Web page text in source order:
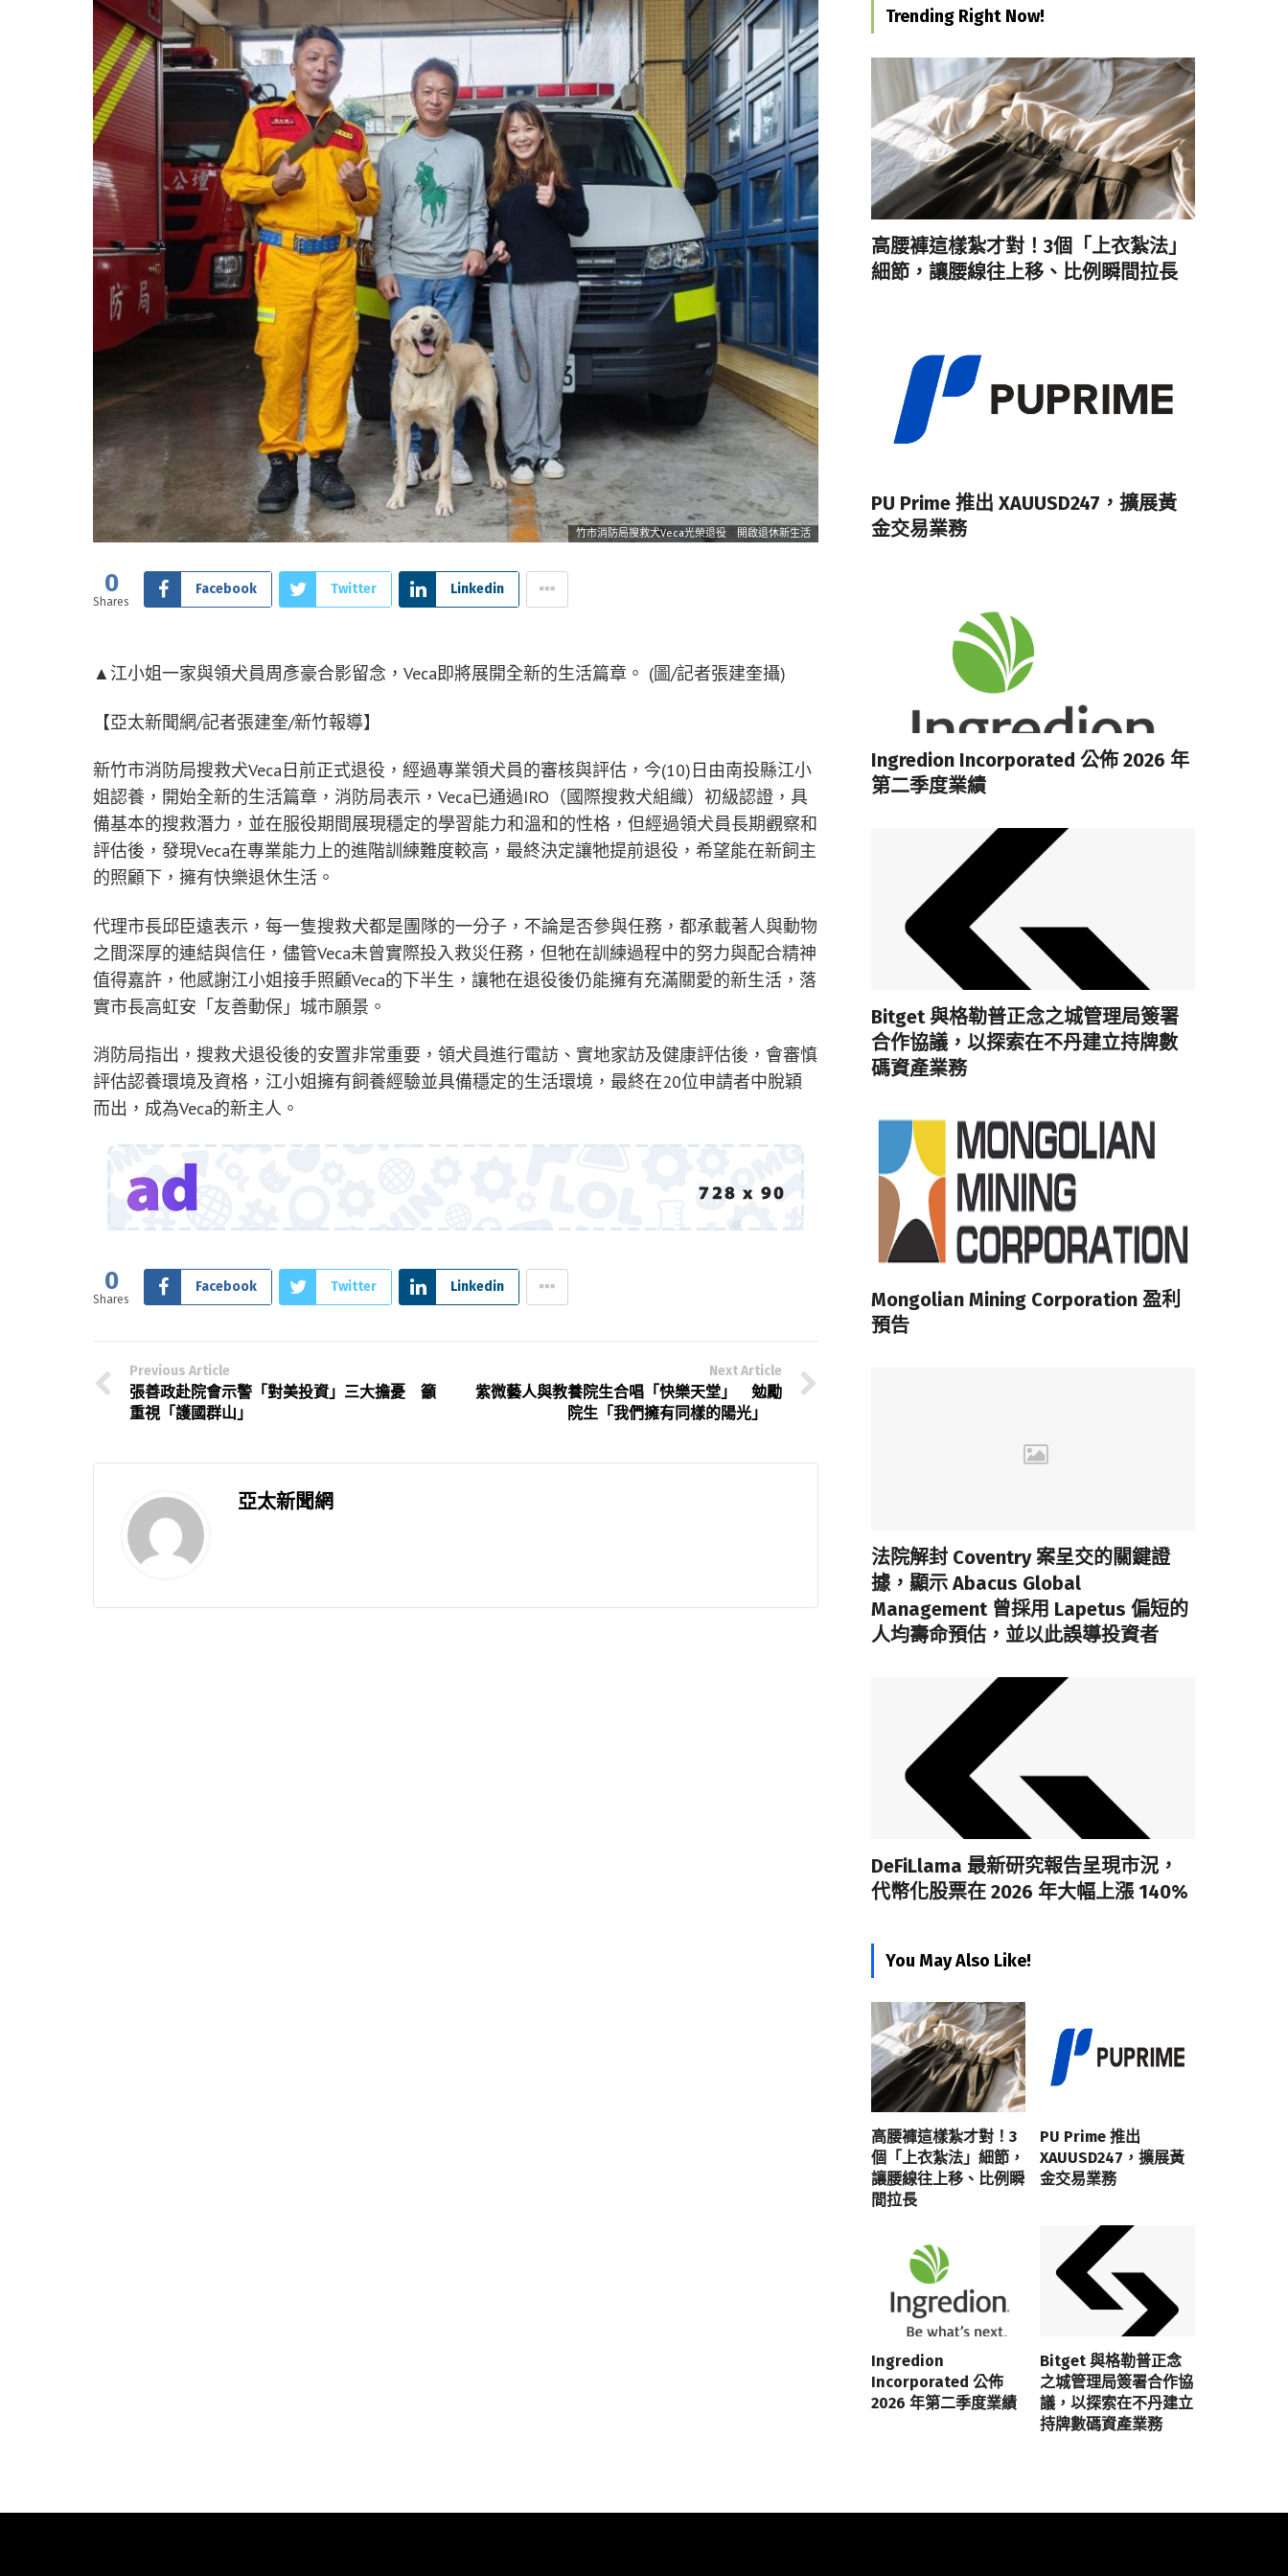
竹市消防局搜救犬Veca光榮退役 開啟退休新生活
0
Shares
Facebook Twitter Linkedin
▲江小姐一家與領犬員周彥豪合影留念，Veca即將展開全新的生活篇章。 (圖/記者張建奎攝)
【亞太新聞網/記者張建奎/新竹報導】
新竹市消防局搜救犬Veca日前正式退役，經過專業領犬員的審核與評估，今(10)日由南投縣江小
姐認養，開始全新的生活篇章，消防局表示，Veca已通過IRO（國際搜救犬組織）初級認證，具
備基本的搜救潛力，並在服役期間展現穩定的學習能力和溫和的性格，但經過領犬員長期觀察和
評估後，發現Veca在專業能力上的進階訓練難度較高，最終決定讓牠提前退役，希望能在新飼主
的照顧下，擁有快樂退休生活。
代理市長邱臣遠表示，每一隻搜救犬都是團隊的一分子，不論是否參與任務，都承載著人與動物
之間深厚的連結與信任，儘管Veca未曾實際投入救災任務，但牠在訓練過程中的努力與配合精神
值得嘉許，他感謝江小姐接手照顧Veca的下半生，讓牠在退役後仍能擁有充滿關愛的新生活，落
實市長高虹安「友善動保」城市願景。
消防局指出，搜救犬退役後的安置非常重要，領犬員進行電訪、實地家訪及健康評估後，會審慎
評估認養環境及資格，江小姐擁有飼養經驗並具備穩定的生活環境，最終在20位申請者中脫穎
而出，成為Veca的新主人。
0
Shares
Facebook Twitter Linkedin
Previous Article
張善政赴院會示警「對美投資」三大擔憂 籲
重視「護國群山」
Next Article
紫微藝人與教養院生合唱「快樂天堂」 勉勵
院生「我們擁有同樣的陽光」
亞太新聞網
Trending Right Now!
高腰褲這樣紮才對！3個「上衣紮法」
細節，讓腰線往上移、比例瞬間拉長
PU Prime 推出 XAUUSD247，擴展黃
金交易業務
Ingredion Incorporated 公佈 2026 年
第二季度業績
Bitget 與格勒普正念之城管理局簽署
合作協議，以探索在不丹建立持牌數
碼資產業務
Mongolian Mining Corporation 盈利
預告
法院解封 Coventry 案呈交的關鍵證
據，顯示 Abacus Global
Management 曾採用 Lapetus 偏短的
人均壽命預估，並以此誤導投資者
DeFiLlama 最新研究報告呈現市況，
代幣化股票在 2026 年大幅上漲 140%
You May Also Like!
高腰褲這樣紮才對！3
個「上衣紮法」細節，
讓腰線往上移、比例瞬
間拉長
PU Prime 推出
XAUUSD247，擴展黃
金交易業務
Ingredion
Incorporated 公佈
2026 年第二季度業績
Bitget 與格勒普正念
之城管理局簽署合作協
議，以探索在不丹建立
持牌數碼資產業務